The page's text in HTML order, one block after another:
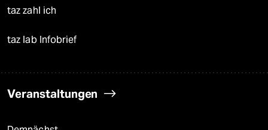
taz zahl ich
taz lab Infobrief
Veranstaltungen